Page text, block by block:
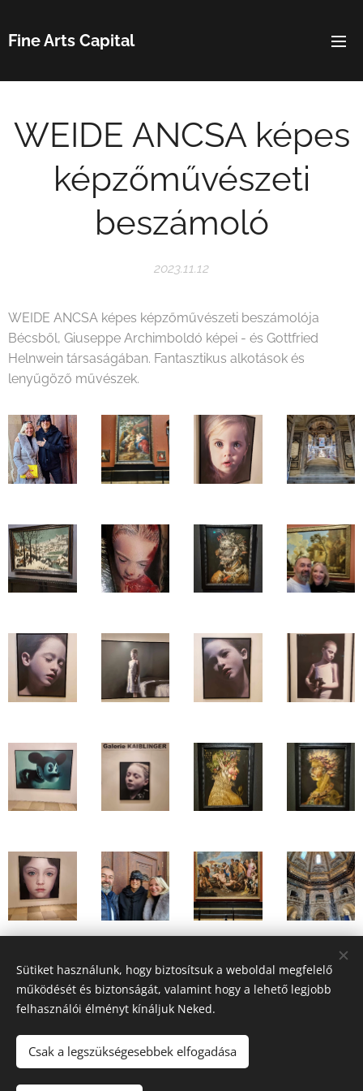
Fine Arts Capital
WEIDE ANCSA képes
képzőművészeti
beszámoló
2023.11.12
WEIDE ANCSA képes képzőművészeti beszámolója
Bécsből, Giuseppe Archimboldó képei - és Gottfried
Helnwein társaságában. Fantasztikus alkotások és
lenyűgöző művészek.
Share
2026 Fine Arts Capital művészeti egyesület | Minden jog
Sütiket használunk, hogy biztosítsuk a weboldal megfelelő
működését és biztonságát, valamint hogy a lehető legjobb
felhasználói élményt kínáljuk Neked.
Csak a legszükségesebbek elfogadása